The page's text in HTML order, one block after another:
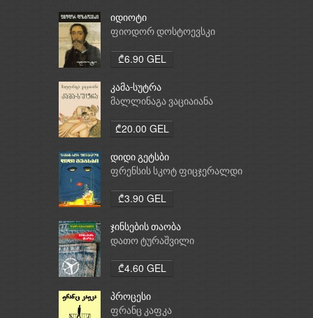
იდიოტი
ფიოდორ დოსტოევსკი
₾6.90 GEL
კამა-სუტრა
მალლინაგა ვაციაიანა
₾20.00 GEL
დიდი გეტსბი
ფრენსის სკოტ ფიცჯერალდი
₾3.90 GEL
ჯინსების თაობა
დათო ტურაშვილი
₾4.60 GEL
პროცესი
ფრანც კაფკა